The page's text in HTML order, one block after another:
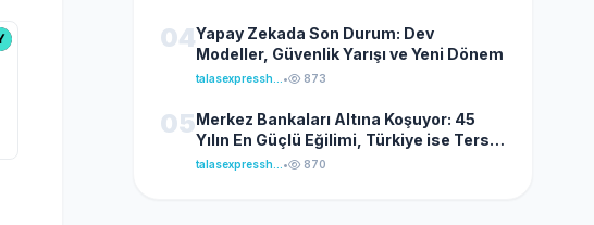
04Yapay Zekada Son Durum: Dev
Modeller, Güvenlik Yarışı ve Yeni Dönem
• 873
05Merkez Bankaları Altına Koşuyor: 45
Yılın En Güçlü Eğilimi, Türkiye ise Ters
Yönde İlerliyor
• 870